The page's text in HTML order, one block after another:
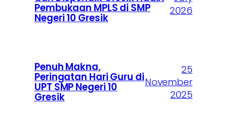
Pembukaan MPLS di SMP
Negeri 10 Gresik
2026
Penuh Makna,
Peringatan Hari Guru di
UPT SMP Negeri 10
Gresik
25
November
2025